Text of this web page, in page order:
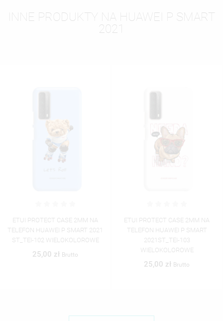
INNE PRODUKTY NA HUAWEI P SMART
2021
ETUI PROTECT CASE 2MM NA
TELEFON HUAWEI P SMART 2021
ST_TEI-102 WIELOKOLOROWE
25,00 zł Brutto
ETUI PROTECT CASE 2MM NA
TELEFON HUAWEI P SMART
2021ST_TEI-103
WIELOKOLOROWE
25,00 zł Brutto